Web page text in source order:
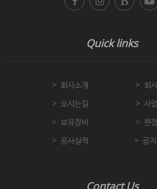
Quick links
회사소개
회
오시는길
사
보유장비
현
공사실적
공
Contact Us